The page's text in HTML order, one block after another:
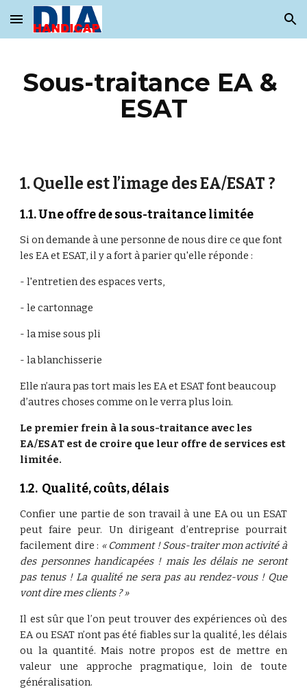
Skip to main content Skip to navigation
Sous-traitance EA &
ESAT
1. Quelle est l’image des EA/ESAT ?
1.1. Une offre de sous-traitance limitée
Si on demande à une personne de nous dire ce que font
les EA et ESAT, il y a fort à parier qu'elle réponde :
- l'entretien des espaces verts,
- le cartonnage
- la mise sous pli
- la blanchisserie
Elle n’aura pas tort mais les EA et ESAT font beaucoup
d’autres choses comme on le verra plus loin.
Le premier frein à la sous-traitance avec les
EA/ESAT est de croire que leur offre de services est
limitée.
1.2.  Qualité, coûts, délais
Confier une partie de son travail à une EA ou un ESAT
peut faire peur. Un dirigeant d’entreprise pourrait
facilement dire : « Comment ! Sous-traiter mon activité à
des personnes handicapées ! mais les délais ne seront
pas tenus ! La qualité ne sera pas au rendez-vous ! Que
vont dire mes clients ? »
Il est sûr que l’on peut trouver des expériences où des
EA ou ESAT n’ont pas été fiables sur la qualité, les délais
ou la quantité. Mais notre propos est de mettre en
valeur une approche pragmatique, loin de toute
généralisation.